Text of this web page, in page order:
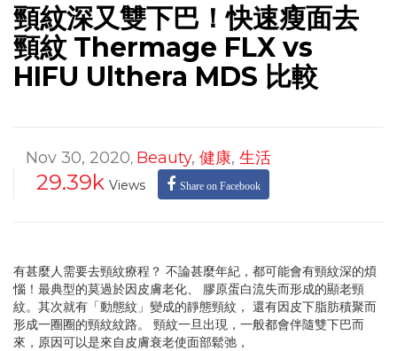
頸紋深又雙下巴！快速瘦面去
頸紋 Thermage FLX vs
HIFU Ulthera MDS 比較
Nov 30, 2020, Beauty, 健康, 生活
29.39k Views Share on Facebook
有甚麼人需要去頸紋療程？ 不論甚麼年紀，都可能會有頸紋深的煩
惱！最典型的莫過於因皮膚老化、 膠原蛋白流失而形成的顯老頸
紋。其次就有「動態紋」變成的靜態頸紋， 還有因皮下脂肪積聚而
形成一圈圈的頸紋紋路。 頸紋一旦出現，一般都會伴隨雙下巴而
來，原因可以是來自皮膚衰老使面部鬆弛，